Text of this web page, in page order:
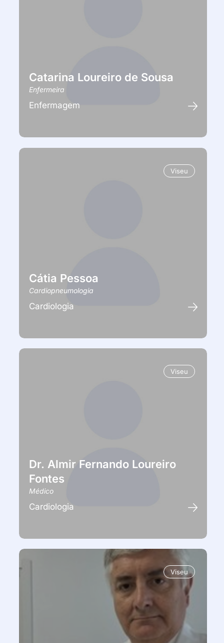
Catarina Loureiro de Sousa
Enfermeira
Enfermagem
Viseu
Cátia Pessoa
Cardiopneumologia
Cardiologia
Viseu
Dr. Almir Fernando Loureiro
Fontes
Médico
Cardiologia
Viseu